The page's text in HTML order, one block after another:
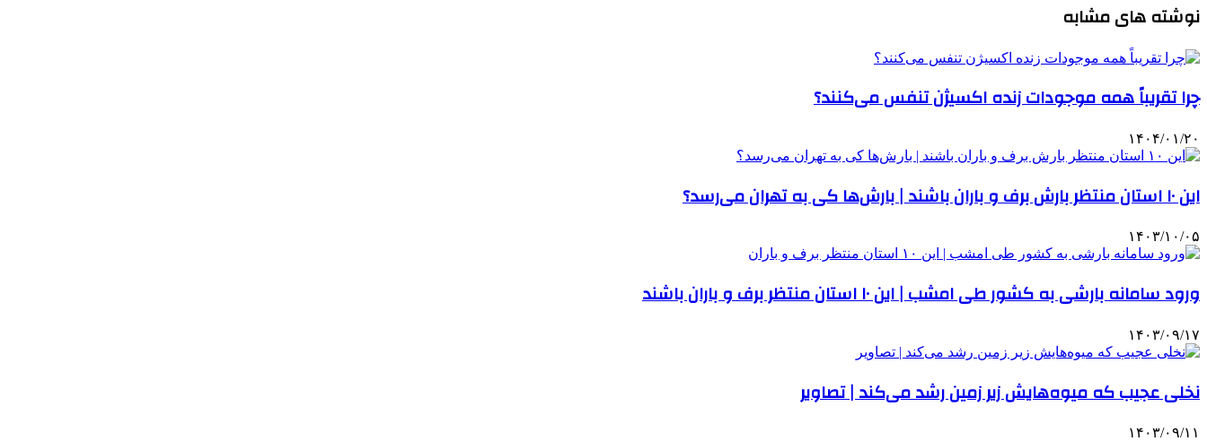
نوشته های مشابه
چرا تقریباً همه موجودات زنده اکسیژن تنفس می‌کنند؟
۱۴۰۴/۰۱/۲۰
این ۱۰ استان منتظر بارش برف و باران باشند | بارش‌ها کی به تهران می‌رسد؟
۱۴۰۳/۱۰/۰۵
ورود سامانه بارشی به کشور طی امشب | این ۱۰ استان منتظر برف و باران باشند
۱۴۰۳/۰۹/۱۷
نخلی عجیب که میوه‌هایش زیر زمین رشد می‌کند | تصاویر
۱۴۰۳/۰۹/۱۱